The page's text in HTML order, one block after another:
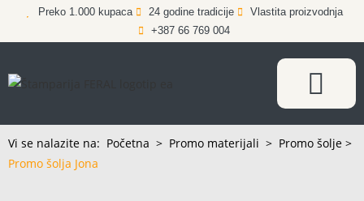
Preko 1.000 kupaca 24 godine tradicije
Vlastita proizvodnja
+387 66 769 004
Vi se nalazite na: Početna > Promo materijali > Promo šolje >
Promo šolja Jona